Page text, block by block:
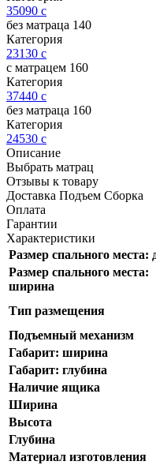
35090 c
без матраца 140
Категория
23130 c
с матрацем 160
Категория
37440 c
без матраца 160
Категория
24530 c
Описание
Выбрать матрац
Отзывы к товару
Доставка Подъем Сборка
Оплата
Гарантии
Характеристики
Размер спального места:
Размер спального места:
ширина
Тип размещения
Подъемный механизм
Габарит: ширина
Габарит: глубина
Наличие ящика
Ширина
Высота
Глубина
Материал изготовления